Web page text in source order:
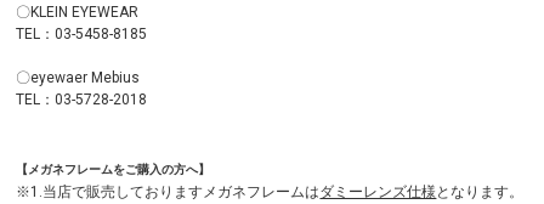
〇KLEIN EYEWEAR
TEL：03-5458-8185
〇eyewaer Mebius
TEL：03-5728-2018
【メガネフレームをご購入の方へ】
※1.当店で販売しておりますメガネフレームはダミーレンズ仕様 となります。